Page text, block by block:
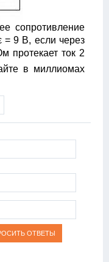
сопротивление
= 9 В, если через
протекает ток 2
в миллиомах